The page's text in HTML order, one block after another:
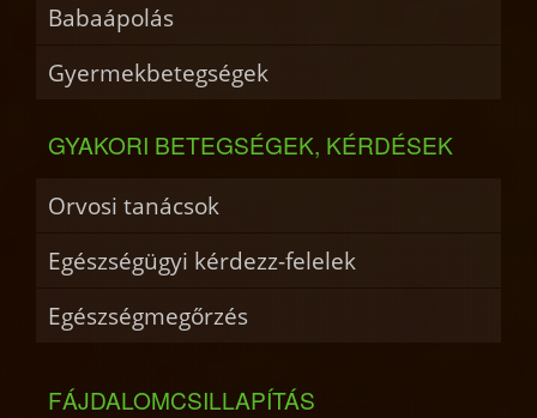
Babaápolás
Gyermekbetegségek
GYAKORI BETEGSÉGEK, KÉRDÉSEK
Orvosi tanácsok
Egészségügyi kérdezz-felelek
Egészségmegőrzés
FÁJDALOMCSILLAPÍTÁS